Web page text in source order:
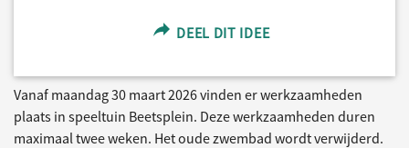
DEEL DIT IDEE
Vanaf maandag 30 maart 2026 vinden er werkzaamheden
plaats in speeltuin Beetsplein. Deze werkzaamheden duren
maximaal twee weken. Het oude zwembad wordt verwijderd.